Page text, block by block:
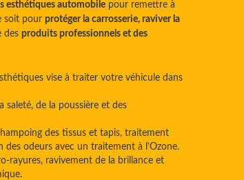
esthétiques automobile pour remettre à
soit pour protéger la carrosserie, raviver la
des produits professionnels et des
vise à traiter votre véhicule dans
saleté, de la poussière et des
des tissus et tapis, traitement
odeurs avec un traitement à l'Ozone.
rayures, ravivement de la brillance et